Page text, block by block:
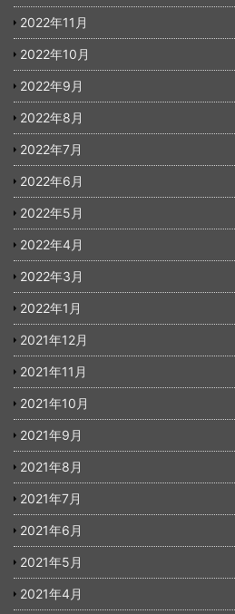
2022年11月
2022年10月
2022年9月
2022年8月
2022年7月
2022年6月
2022年5月
2022年4月
2022年3月
2022年1月
2021年12月
2021年11月
2021年10月
2021年9月
2021年8月
2021年7月
2021年6月
2021年5月
2021年4月